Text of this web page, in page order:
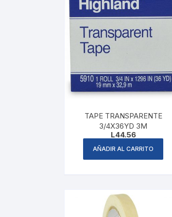
TAPE TRANSPARENTE
3/4X36YD 3M
L44.56
AÑADIR AL CARRITO